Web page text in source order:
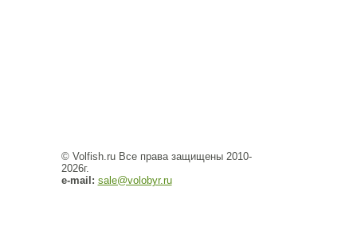
© Volfish.ru Все права защищены 2010-
2026г.
e-mail: sale@volobyr.ru